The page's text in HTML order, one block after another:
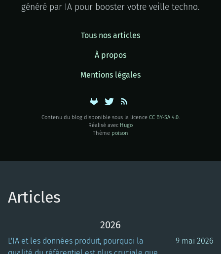
généré par IA pour booster votre veille techno.
Tous nos articles
À propos
Mentions légales
Contenu du blog disponible sous la licence CC BY-SA 4.0.
Réalisé avec Hugo
Thème poison
Articles
2026
L'IA et les données produit, pourquoi la
9 mai 2026